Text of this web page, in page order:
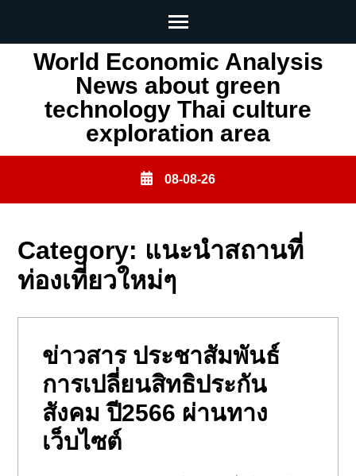
World Economic Analysis
News about green
technology Thai culture
exploration area
08-08-26
Category: แนะนำสถานที่
ท่องเที่ยวใหม่ๆ
ข่าวสาร ประชาสัมพันธ์
การเปลี่ยนสิทธิประกัน
สังคม ปี2566 ผ่านทาง
เว็บไซต์